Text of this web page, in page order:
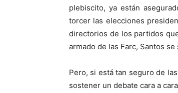
plebiscito, ya están
torcer las elecciones
directorios de los partidos
armado de las Farc, Santos
Pero, si está tan seguro de
sostener un debate cara a